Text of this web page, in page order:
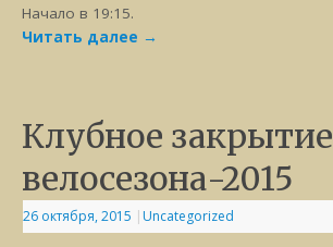
Начало в 19:15.
Читать далее →
Клубное закрытие
велосезона-2015
26 октября, 2015 | Uncategorized